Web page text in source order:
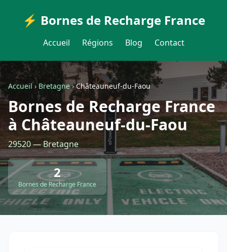
⚡ Bornes de Recharge France
Accueil Régions Blog Contact
Accueil›Bretagne›Châteauneuf-du-Faou
Bornes de Recharge France
à Châteauneuf-du-Faou
29520 — Bretagne
2
Bornes de Recharge France